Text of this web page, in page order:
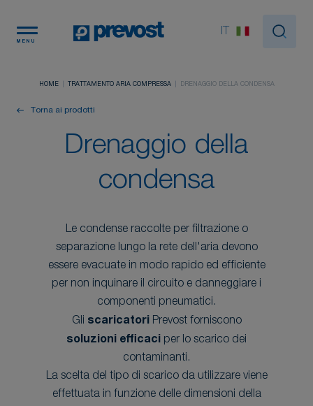
MENU
IT
HOME TRATTAMENTO ARIA COMPRESSA DRENAGGIO DELLA CONDENSA
Torna ai prodotti
Drenaggio della
condensa
Le condense raccolte per filtrazione o
separazione lungo la rete dell'aria devono
essere evacuate in modo rapido ed efficiente
per non inquinare il circuito e danneggiare i
componenti pneumatici.
Gli scaricatori Prevost forniscono
soluzioni efficaci
per lo scarico dei
contaminanti.
La scelta del tipo di scarico da utilizzare viene
effettuata in funzione delle dimensioni della